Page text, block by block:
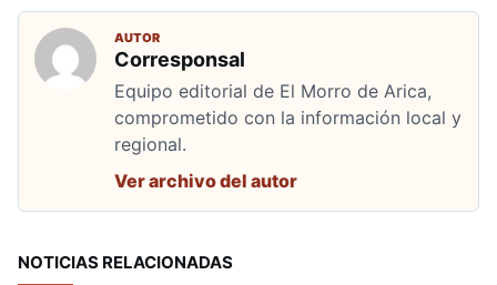
AUTOR
Corresponsal
Equipo editorial de El Morro de Arica,
comprometido con la información local y
regional.
Ver archivo del autor
NOTICIAS RELACIONADAS